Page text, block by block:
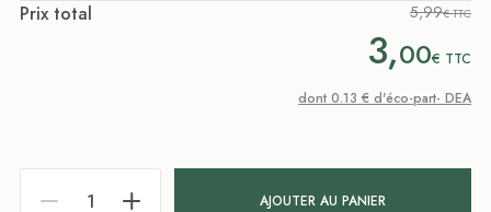
Prix total 5,99€ TTC
3,00€ TTC
dont 0.13 € d'éco-part- DEA
AJOUTER AU PANIER